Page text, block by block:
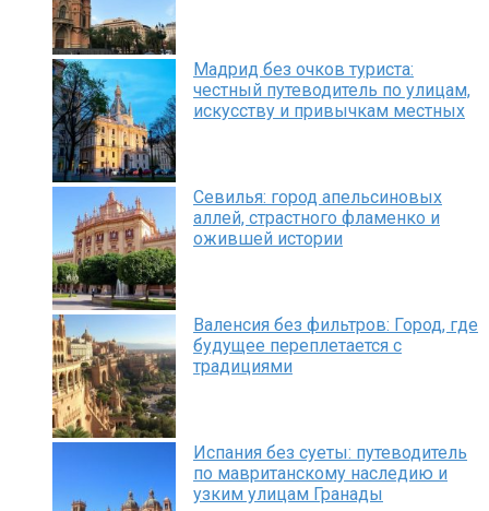
Мадрид без очков туриста:
честный путеводитель по улицам,
искусству и привычкам местных
Севилья: город апельсиновых
аллей, страстного фламенко и
ожившей истории
Валенсия без фильтров: Город, где
будущее переплетается с
традициями
Испания без суеты: путеводитель
по мавританскому наследию и
узким улицам Гранады